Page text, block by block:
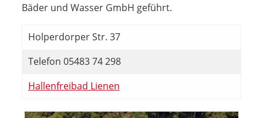
Bäder und Wasser GmbH geführt.
Holperdorper Str. 37
Telefon 05483 74 298
Hallenfreibad Lienen